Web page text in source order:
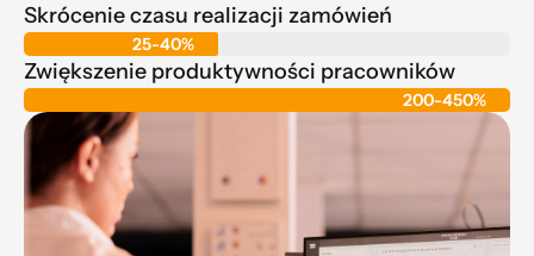
Skrócenie czasu realizacji zamówień
25-40%
Zwiększenie produktywności pracowników
200-450%